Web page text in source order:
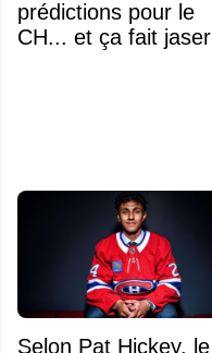
prédictions pour le
CH... et ça fait jaser
Selon Pat Hickey, le